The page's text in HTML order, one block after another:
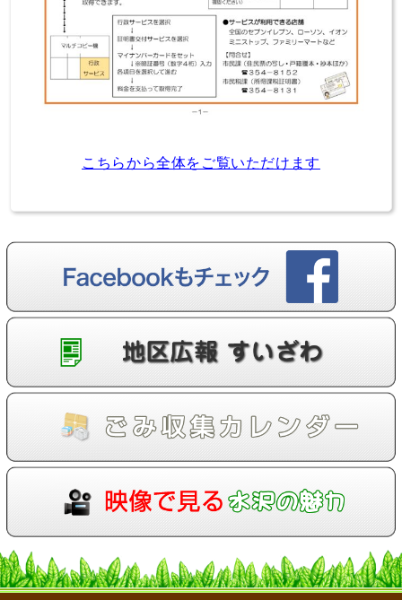
こちらから全体をご覧いただけます